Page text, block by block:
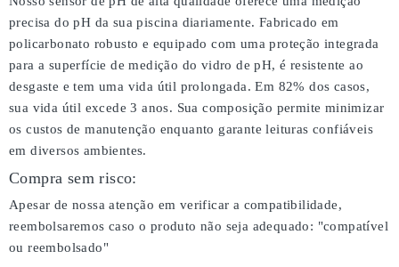
precisa do pH da sua piscina diariamente. Fabricado em
policarbonato robusto e equipado com uma proteção integrada
para a superfície de medição do vidro de pH, é resistente ao
desgaste e tem uma vida útil prolongada. Em 82% dos casos,
sua vida útil excede 3 anos. Sua composição permite minimizar
os custos de manutenção enquanto garante leituras confiáveis
em diversos ambientes.
Compra sem risco:
Apesar de nossa atenção em verificar a compatibilidade,
reembolsaremos caso o produto não seja adequado: "compatível
ou reembolsado"